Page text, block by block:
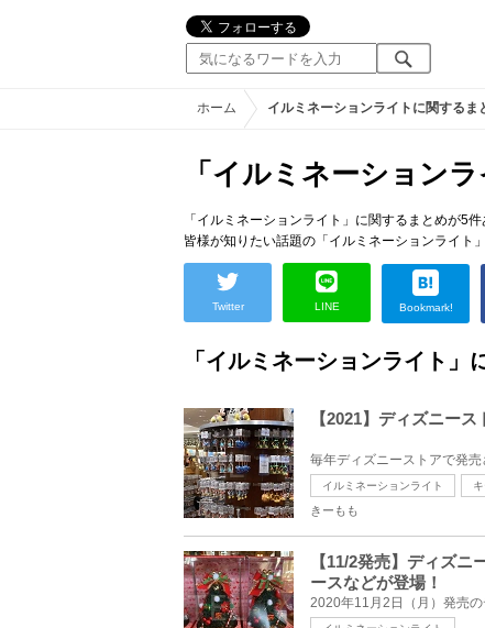
ホーム イルミネーションライトに関するま
「イルミネーション
「イルミネーションライト」に関するまとめが5件
皆様が知りたい話題の「イルミネーションライト
Twitter LINE Bookmark!
「イルミネーションライト」
【2021】ディズニー
イルミネーションライト
きーもも
【11/2発売】ディズ
ースなどが登場！